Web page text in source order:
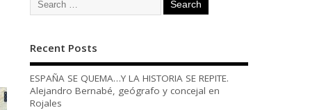
Recent Posts
ESPAÑA SE QUEMA…Y LA HISTORIA SE REPITE.
Alejandro Bernabé, geógrafo y concejal en
Rojales